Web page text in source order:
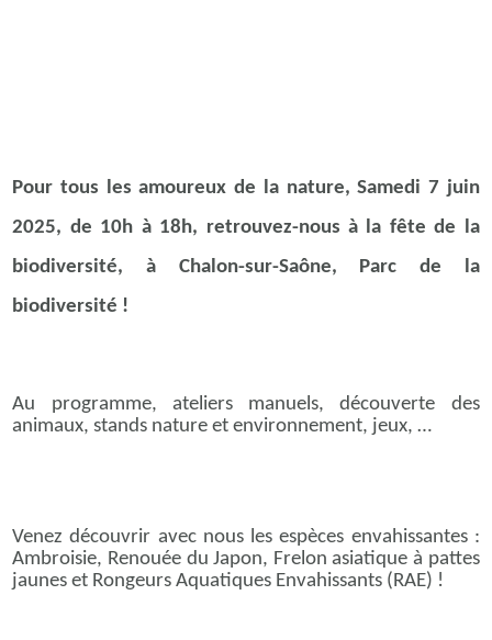
Pour tous les amoureux de la nature, Samedi 7 juin
2025, de 10h à 18h, retrouvez-nous à la fête de la
biodiversité, à Chalon-sur-Saône, Parc de la
biodiversité !
Au programme, ateliers manuels, découverte des
animaux, stands nature et environnement, jeux, …
Venez découvrir avec nous les espèces envahissantes :
Ambroisie, Renouée du Japon, Frelon asiatique à pattes
jaunes et Rongeurs Aquatiques Envahissants (RAE) !